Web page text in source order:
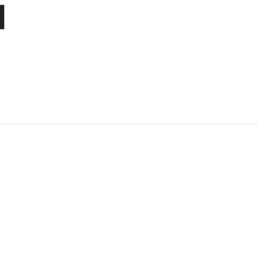
R SL Filter antall